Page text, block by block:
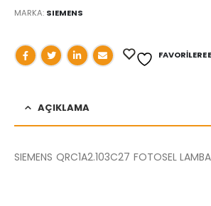
MARKA: SIEMENS
FAVORILERE
AÇIKLAMA
SIEMENS QRC1A2.103C27 FOTOSEL